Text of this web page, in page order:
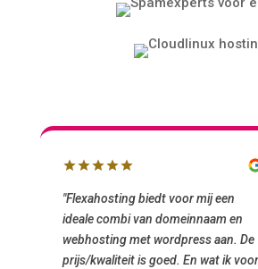
"snelle en vriendelijke service. staat
altijd AAN (: fijne prijzen vergeleken
met de grote jongens en dus nu al blij
met de overstap!"